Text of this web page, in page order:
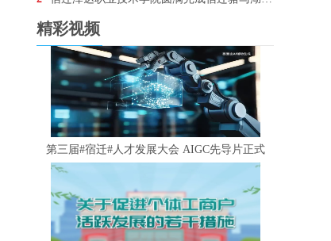
精彩视频
第三届#宿迁#人才发展大会 AIGC先导片正式